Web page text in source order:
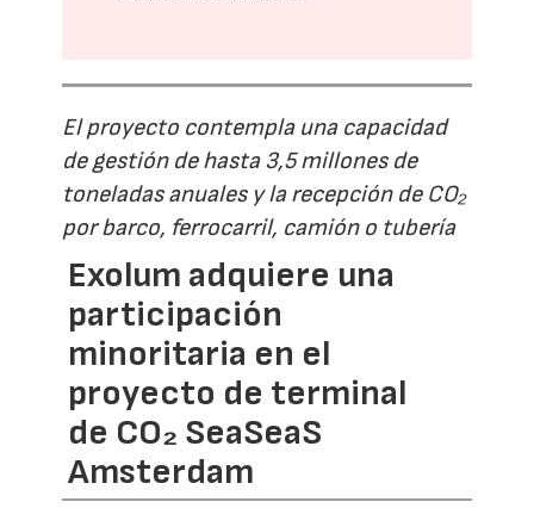
El proyecto contempla una capacidad
de gestión de hasta 3,5 millones de
toneladas anuales y la recepción de CO₂
por barco, ferrocarril, camión o tubería
Exolum adquiere una
participación
minoritaria en el
proyecto de terminal
de CO₂ SeaSeaS
Amsterdam